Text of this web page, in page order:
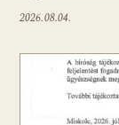
2026.08.04.